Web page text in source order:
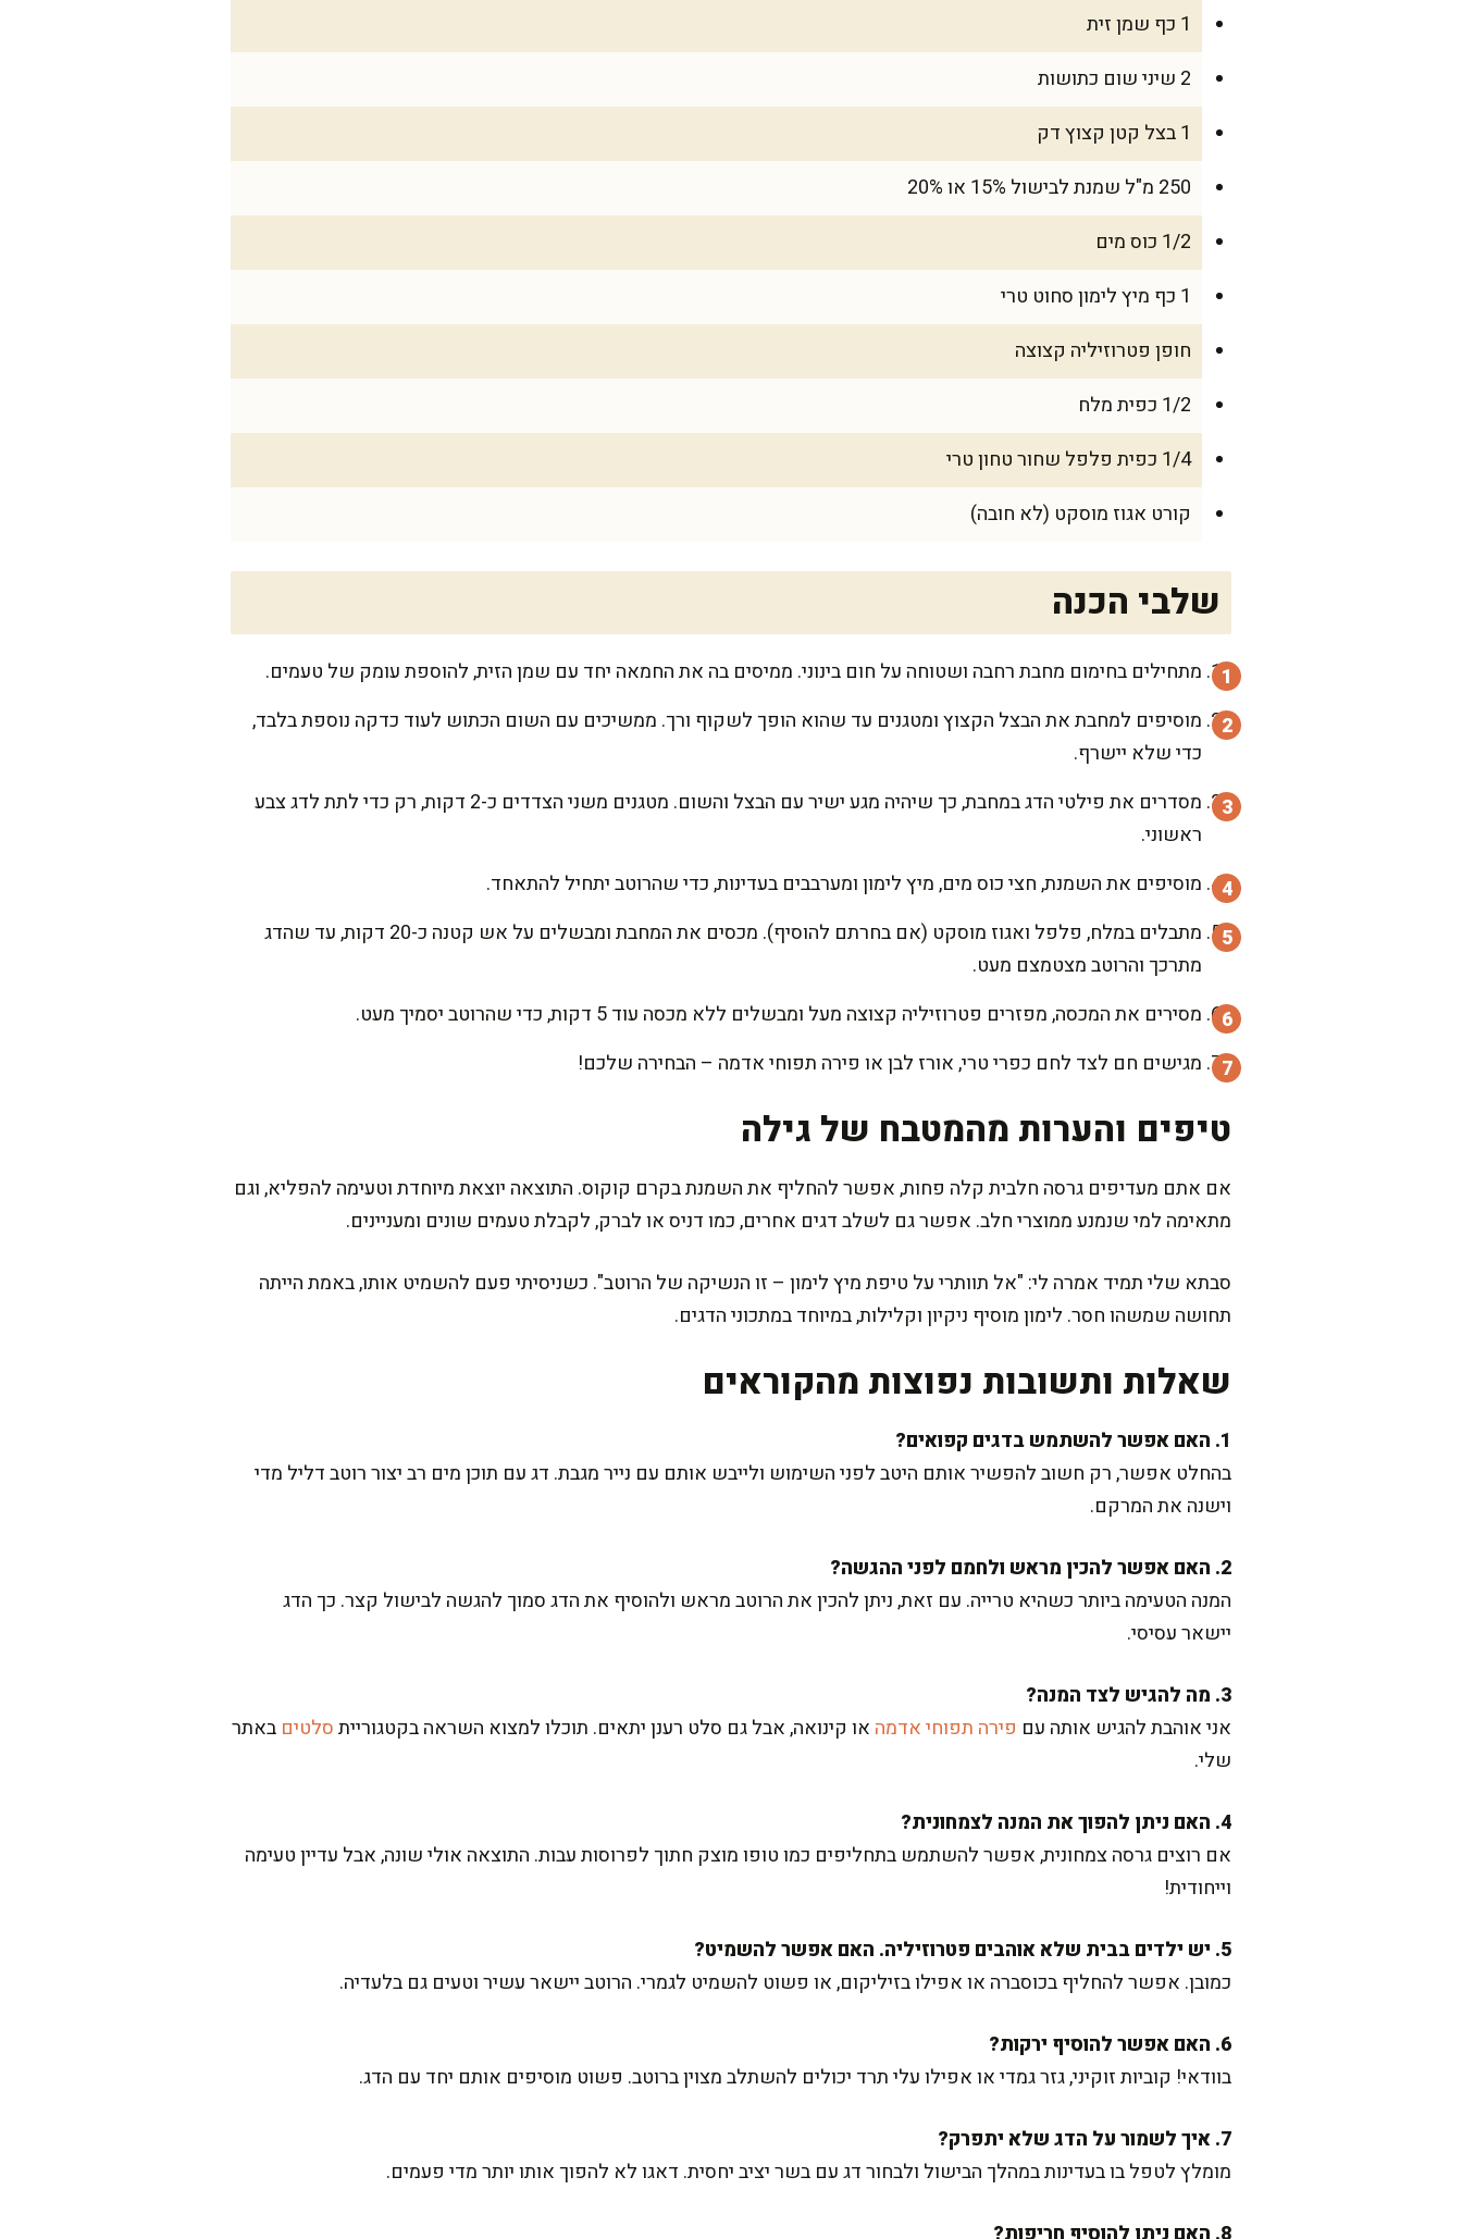
1 כף שמן זית
2 שיני שום כתושות
1 בצל קטן קצוץ דק
250 מ"ל שמנת לבישול 15% או 20%
1/2 כוס מים
1 כף מיץ לימון סחוט טרי
חופן פטרוזיליה קצוצה
1/2 כפית מלח
1/4 כפית פלפל שחור טחון טרי
קורט אגוז מוסקט (לא חובה)
שלבי הכנה
מתחילים בחימום מחבת רחבה ושטוחה על חום בינוני. ממיסים בה את החמאה יחד עם שמן הזית, להוספת עומק של טעמים.
מוסיפים למחבת את הבצל הקצוץ ומטגנים עד שהוא הופך לשקוף ורך. ממשיכים עם השום הכתוש לעוד כדקה נוספת בלבד,
כדי שלא יישרף.
מסדרים את פילטי הדג במחבת, כך שיהיה מגע ישיר עם הבצל והשום. מטגנים משני הצדדים כ-2 דקות, רק כדי לתת לדג צבע
ראשוני.
מוסיפים את השמנת, חצי כוס מים, מיץ לימון ומערבבים בעדינות, כדי שהרוטב יתחיל להתאחד.
מתבלים במלח, פלפל ואגוז מוסקט (אם בחרתם להוסיף). מכסים את המחבת ומבשלים על אש קטנה כ-20 דקות, עד שהדג
מתרכך והרוטב מצטמצם מעט.
מסירים את המכסה, מפזרים פטרוזיליה קצוצה מעל ומבשלים ללא מכסה עוד 5 דקות, כדי שהרוטב יסמיך מעט.
מגישים חם לצד לחם כפרי טרי, אורז לבן או פירה תפוחי אדמה – הבחירה שלכם!
טיפים והערות מהמטבח של גילה
אם אתם מעדיפים גרסה חלבית קלה פחות, אפשר להחליף את השמנת בקרם קוקוס. התוצאה יוצאת מיוחדת וטעימה להפליא, וגם
מתאימה למי שנמנע ממוצרי חלב. אפשר גם לשלב דגים אחרים, כמו דניס או לברק, לקבלת טעמים שונים ומעניינים.
סבתא שלי תמיד אמרה לי: "אל תוותרי על טיפת מיץ לימון – זו הנשיקה של הרוטב". כשניסיתי פעם להשמיט אותו, באמת הייתה
תחושה שמשהו חסר. לימון מוסיף ניקיון וקלילות, במיוחד במתכוני הדגים.
שאלות ותשובות נפוצות מהקוראים
1. האם אפשר להשתמש בדגים קפואים?
בהחלט אפשר, רק חשוב להפשיר אותם היטב לפני השימוש ולייבש אותם עם נייר מגבת. דג עם תוכן מים רב יצור רוטב דליל מדי
וישנה את המרקם.
2. האם אפשר להכין מראש ולחמם לפני ההגשה?
המנה הטעימה ביותר כשהיא טרייה. עם זאת, ניתן להכין את הרוטב מראש ולהוסיף את הדג סמוך להגשה לבישול קצר. כך הדג
יישאר עסיסי.
3. מה להגיש לצד המנה?
אני אוהבת להגיש אותה עם פירה תפוחי אדמה או קינואה, אבל גם סלט רענן יתאים. תוכלו למצוא השראה בקטגורייתסלטים באתר
שלי.
4. האם ניתן להפוך את המנה לצמחונית?
אם רוצים גרסה צמחונית, אפשר להשתמש בתחליפים כמו טופו מוצק חתוך לפרוסות עבות. התוצאה אולי שונה, אבל עדיין טעימה
וייחודית!
5. יש ילדים בבית שלא אוהבים פטרוזיליה. האם אפשר להשמיט?
כמובן. אפשר להחליף בכוסברה או אפילו בזיליקום, או פשוט להשמיט לגמרי. הרוטב יישאר עשיר וטעים גם בלעדיה.
6. האם אפשר להוסיף ירקות?
בוודאי! קוביות זוקיני, גזר גמדי או אפילו עלי תרד יכולים להשתלב מצוין ברוטב. פשוט מוסיפים אותם יחד עם הדג.
7. איך לשמור על הדג שלא יתפרק?
מומלץ לטפל בו בעדינות במהלך הבישול ולבחור דג עם בשר יציב יחסית. דאגו לא להפוך אותו יותר מדי פעמים.